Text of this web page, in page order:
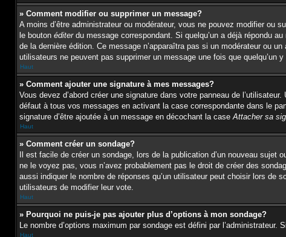
» Comment modifier ou supprimer un message?
A moins d’être administrateur ou modérateur, vous ne pouvez modifier ou
le bouton éditerdu message correspondant. Si quelqu’un a déjà répondu
de la dernière édition. Ce message n’apparaîtra pas si un modérateur ou
utilisateurs ne peuvent pas supprimer un message une fois que quelqu’un y
Haut
» Comment ajouter une signature à mes messages?
Vous devez d’abord créer une signature dans votre panneau de
défaut à tous vos messages en activant la case correspondante dans le
signature d’être ajoutée à un message en décochant la caseAttacher sa
Haut
» Comment créer un sondage?
Il est facile de créer un sondage, lors de la publication d’un nouveau
ne le voyez pas, vous n’avez probablement pas le droit de créer des
aussi indiquer le nombre de réponses qu’un utilisateur peut choisir lors de
utilisateurs de modifier leur vote.
Haut
» Pourquoi ne puis-je pas ajouter plus d’options à mon sondage?
Le nombre d’options maximum par sondage est défini par
Haut